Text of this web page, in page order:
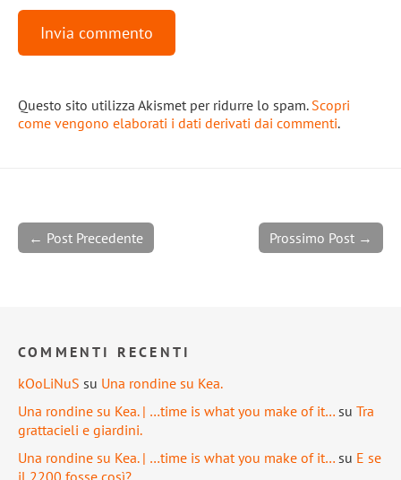
Questo sito utilizza Akismet per ridurre lo spam. Scopri
come vengono elaborati i dati derivati dai commenti.
Prossimo Post →
← Post Precedente
COMMENTI RECENTI
kOoLiNuS su Una rondine su Kea.
Una rondine su Kea. | …time is what you make of it… su Tra
grattacieli e giardini.
Una rondine su Kea. | …time is what you make of it… su E se